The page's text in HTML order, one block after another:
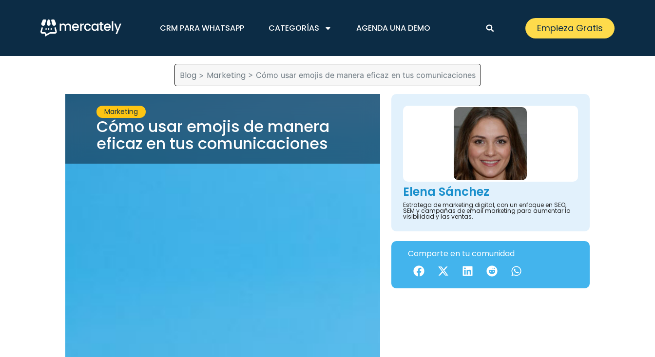
CRM PARA WHATSAPP CATEGORÍAS AGENDA UNA DEMO Empieza Gratis
Blog > Marketing > Cómo usar emojis de manera eficaz en tus comunicaciones
Marketing
Cómo usar emojis de manera
eficaz en tus comunicaciones
Elena Sánchez
Estratega de marketing digital, con un enfoque en SEO,
SEM y campañas de email marketing para aumentar la
visibilidad y las ventas.
Comparte en tu comunidad